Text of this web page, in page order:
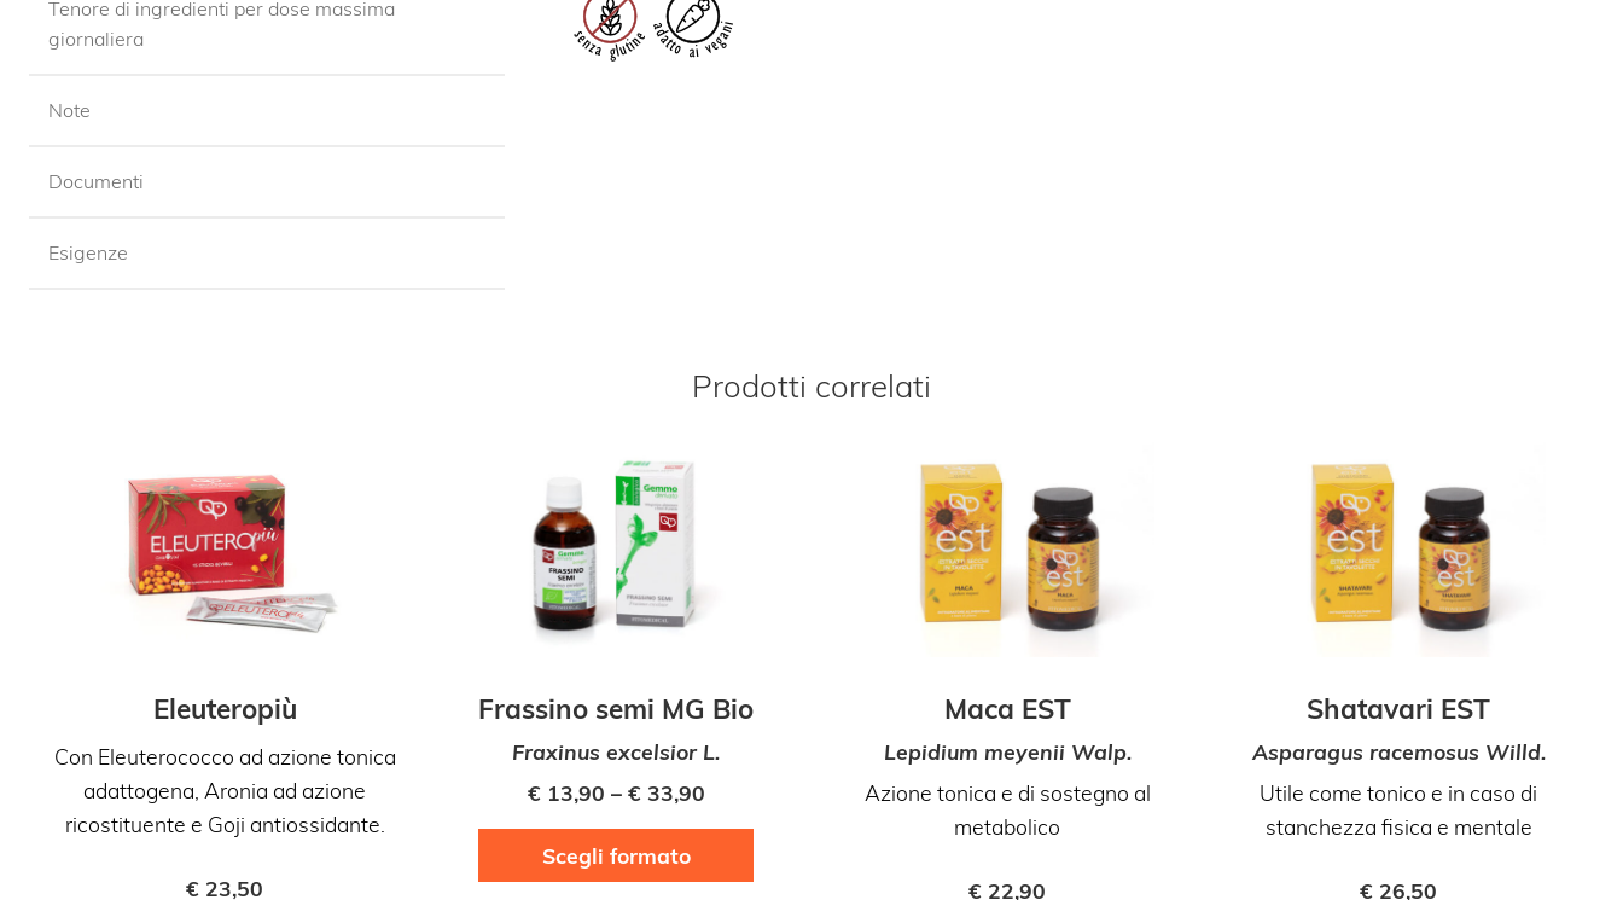
Tenore di ingredienti per dose massima
giornaliera
Note
Documenti
Esigenze
Prodotti correlati
Eleuteropiù
Con Eleuterococco ad azione tonica
adattogena, Aronia ad azione
ricostituente e Goji antiossidante.
€ 23,50
Frassino semi MG Bio
Fraxinus excelsior L.
€13,90 – €33,90
Scegli formato
prodotto
Maca EST
Lepidium meyenii Walp.
Azione tonica e di sostegno al
metabolico
€ 22,90
Shatavari EST
Asparagus racemosus Willd.
Utile come tonico e in caso di
stanchezza fisica e mentale
€ 26,50